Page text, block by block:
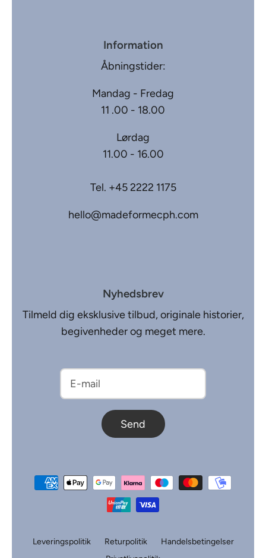
Information
Åbningstider:
Mandag - Fredag
11 .00 - 18.00
Lørdag
11.00 - 16.00
Tel. +45 2222 1175
hello@madeformecph.com
Nyhedsbrev
Tilmeld dig eksklusive tilbud, originale historier,
begivenheder og meget mere.
Send
Leveringspolitik Returpolitik
Handelsbetingelser